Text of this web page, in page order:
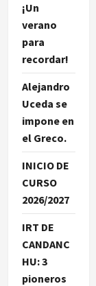
¡Un
verano
para
recordar!
Alejandro
Uceda se
impone en
el Greco.
INICIO DE
CURSO
2026/2027
IRT DE
CANDANC
HU: 3
pioneros